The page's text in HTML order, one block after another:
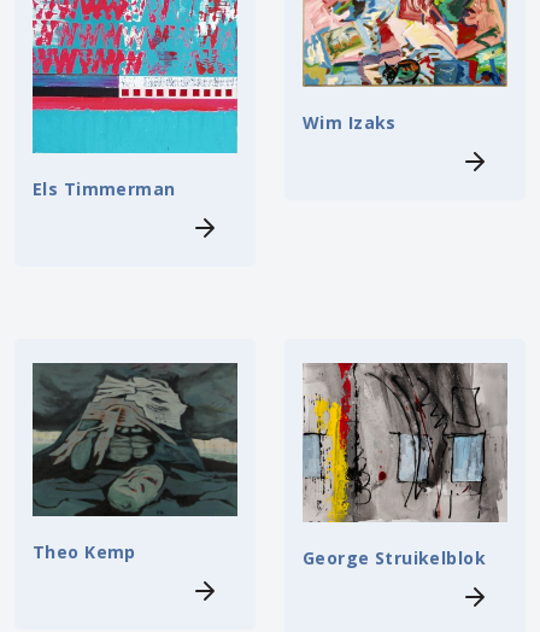
Els Timmerman
Wim Izaks
Theo Kemp George Struikelblok